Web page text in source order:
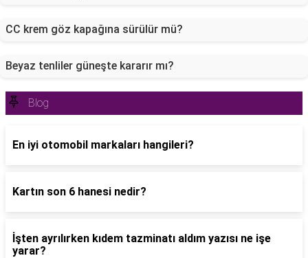
CC krem göz kapağına sürülür mü?
Beyaz tenliler güneşte kararır mı?
Blog
En iyi otomobil markaları hangileri?
Kartın son 6 hanesi nedir?
İşten ayrılırken kıdem tazminatı aldım yazısı ne işe
yarar?